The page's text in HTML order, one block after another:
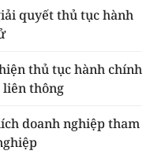
quyết thủ tục hành
thủ tục hành chính
liên thông
doanh nghiệp tham